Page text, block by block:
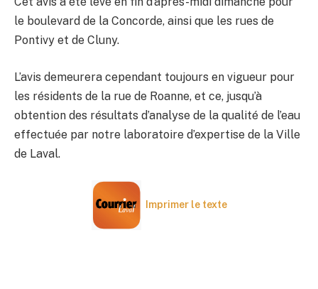
le boulevard de la Concorde, ainsi que les rues de
Pontivy et de Cluny.
L’avis demeurera cependant toujours en vigueur pour
les résidents de la rue de Roanne, et ce, jusqu’à
obtention des résultats d’analyse de la qualité de l’eau
effectuée par notre laboratoire d’expertise de la Ville
de Laval.
Imprimer le texte